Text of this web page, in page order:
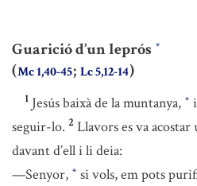
Guarició d’un leprós *
(Mc 1,40-45; Lc 5,12-14)
1 Jesús baixà de la muntanya, *
seguir-lo. 2 Llavors es va acostar
davant d’ell i li deia:
—Senyor, * si vols, em pots